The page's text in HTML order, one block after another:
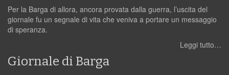
Per la Barga di allora, ancora provata dalla guerra, l’uscita del
giornale fu un segnale di vita che veniva a portare un messaggio
di speranza.
Leggi tutto…
Giornale di Barga